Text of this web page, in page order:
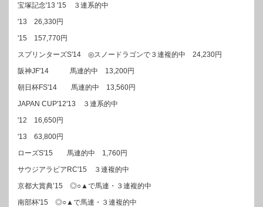
宝塚記念'13 '15 ３連系的中
'13 26,330円
'15 157,770円
スプリンターズS'14 ◎スノードラゴンで３連複的中 24,230円
阪神JF'14 馬連的中 13,200円
朝日杯FS'14 馬連的中 13,560円
JAPAN CUP'12'13 ３連系的中
'12 16,650円
'13 63,800円
ローズS'15 馬連的中 1,760円
サウジアラビアRC'15 ３連複的中
京都大賞典’15 ◎○▲で馬連・３連複的中
南部杯'15 ◎○▲で馬連・３連複的中